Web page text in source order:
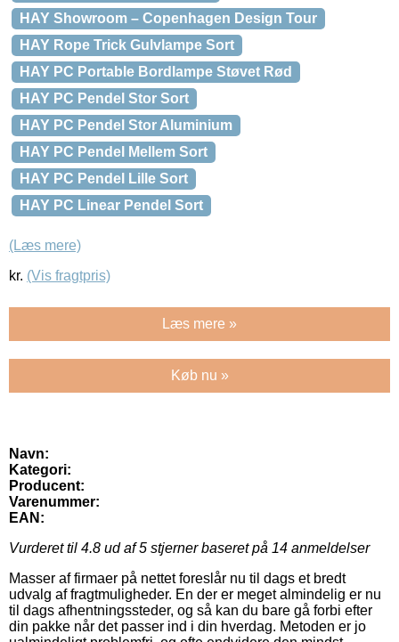
HAY Showroom – Copenhagen Design Tour
HAY Rope Trick Gulvlampe Sort
HAY PC Portable Bordlampe Støvet Rød
HAY PC Pendel Stor Sort
HAY PC Pendel Stor Aluminium
HAY PC Pendel Mellem Sort
HAY PC Pendel Lille Sort
HAY PC Linear Pendel Sort
(Læs mere)
kr. (Vis fragtpris)
Læs mere »
Køb nu »
Navn:
Kategori:
Producent:
Varenummer:
EAN:
Vurderet til 4.8 ud af 5 stjerner baseret på 14 anmeldelser
Masser af firmaer på nettet foreslår nu til dags et bredt
udvalg af fragtmuligheder. En der er meget almindelig er nu
til dags afhentningssteder, og så kan du bare gå forbi efter
din pakke når det passer ind i din hverdag. Metoden er jo